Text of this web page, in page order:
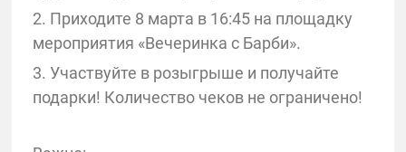
2. Приходите 8 марта в 16:45 на площадку
мероприятия «Вечеринка с Барби».
3. Участвуйте в розыгрыше и получайте
подарки! Количество чеков не ограничено!